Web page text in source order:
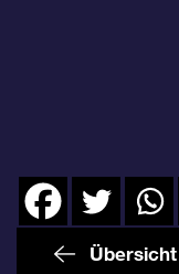
Übersicht